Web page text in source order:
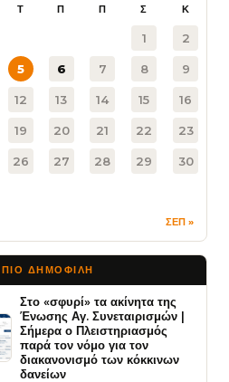
Τ Π Π Σ Κ
1 2
5 6 7 8 9
12 13 14 15 16
19 20 21 22 23
26 27 28 29 30
ΣΕΠ »
ΔΗΜΟΦΙΛΉ
Στο «σφυρί» τα ακίνητα της
Ένωσης Αγ. Συνεταιρισμών |
Σήμερα ο Πλειστηριασμός
παρά τον νόμο για τον
διακανονισμό των κόκκινων
δανείων